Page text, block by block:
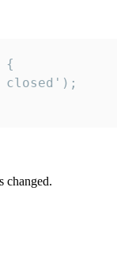
{
closed');
changed.